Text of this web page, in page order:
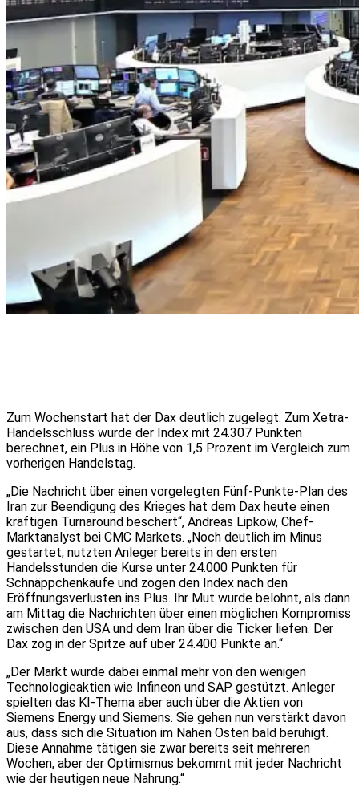
Zum Wochenstart hat der Dax deutlich zugelegt. Zum Xetra-
Handelsschluss wurde der Index mit 24.307 Punkten
berechnet, ein Plus in Höhe von 1,5 Prozent im Vergleich zum
vorherigen Handelstag.
„Die Nachricht über einen vorgelegten Fünf-Punkte-Plan des
Iran zur Beendigung des Krieges hat dem Dax heute einen
kräftigen Turnaround beschert“, Andreas Lipkow, Chef-
Marktanalyst bei CMC Markets. „Noch deutlich im Minus
gestartet, nutzten Anleger bereits in den ersten
Handelsstunden die Kurse unter 24.000 Punkten für
Schnäppchenkäufe und zogen den Index nach den
Eröffnungsverlusten ins Plus. Ihr Mut wurde belohnt, als dann
am Mittag die Nachrichten über einen möglichen Kompromiss
zwischen den USA und dem Iran über die Ticker liefen. Der
Dax zog in der Spitze auf über 24.400 Punkte an.“
„Der Markt wurde dabei einmal mehr von den wenigen
Technologieaktien wie Infineon und SAP gestützt. Anleger
spielten das KI-Thema aber auch über die Aktien von
Siemens Energy und Siemens. Sie gehen nun verstärkt davon
aus, dass sich die Situation im Nahen Osten bald beruhigt.
Diese Annahme tätigen sie zwar bereits seit mehreren
Wochen, aber der Optimismus bekommt mit jeder Nachricht
wie der heutigen neue Nahrung.“